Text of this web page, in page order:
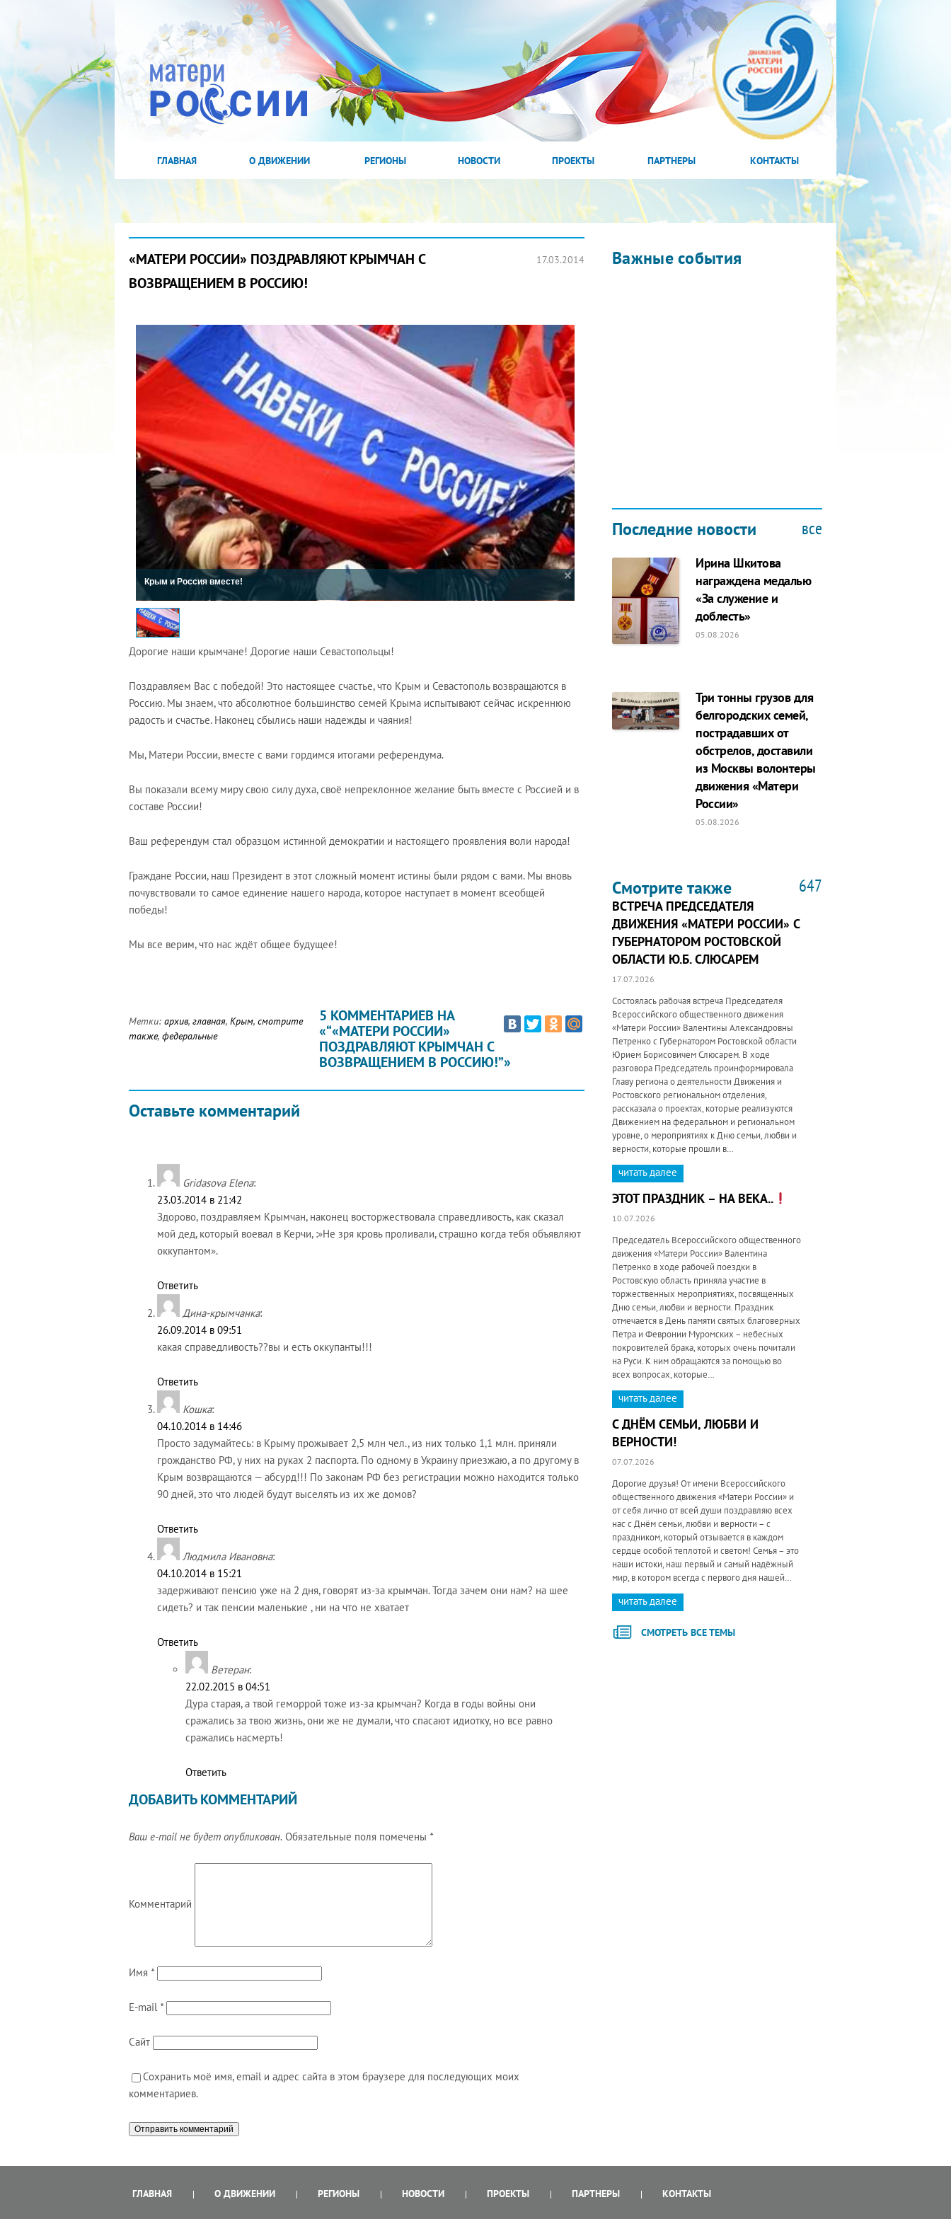
ГЛАВНАЯ О ДВИЖЕНИИ РЕГИОНЫ НОВОСТИ ПРОЕКТЫ ПАРТНЕРЫ КОНТАКТЫ
«МАТЕРИ РОССИИ» ПОЗДРАВЛЯЮТ КРЫМЧАН С
ВОЗВРАЩЕНИЕМ В РОССИЮ!
17.03.2014
Крым и Россия вместе!
Дорогие наши крымчане! Дорогие наши Севастопольцы!
Поздравляем Вас с победой! Это настоящее счастье, что Крым и Севастополь возвращаются в
Россию. Мы знаем, что абсолютное большинство семей Крыма испытывают сейчас искреннюю
радость и счастье. Наконец сбылись наши надежды и чаяния!
Мы, Матери России, вместе с вами гордимся итогами референдума.
Вы показали всему миру свою силу духа, своё непреклонное желание быть вместе с Россией и в
составе России!
Ваш референдум стал образцом истинной демократии и настоящего проявления воли народа!
Граждане России, наш Президент в этот сложный момент истины были рядом с вами. Мы вновь
почувствовали то самое единение нашего народа, которое наступает в момент всеобщей
победы!
Мы все верим, что нас ждёт общее будущее!
Метки: архив, главная, Крым, смотрите
также, федеральные
Оставьте комментарий
5 КОММЕНТАРИЕВ НА
«“«МАТЕРИ РОССИИ»
ПОЗДРАВЛЯЮТ КРЫМЧАН С
ВОЗВРАЩЕНИЕМ В РОССИЮ!”»
Gridasova Elena:
23.03.2014 в 21:42
Здорово, поздравляем Крымчан, наконец восторжествовала справедливость, как сказал
мой дед, который воевал в Керчи, :»Не зря кровь проливали, страшно когда тебя объявляют
оккупантом».
Ответить
Дина-крымчанка:
26.09.2014 в 09:51
какая справедливость??вы и есть оккупанты!!!
Ответить
Кошка:
04.10.2014 в 14:46
Просто задумайтесь: в Крыму прожывает 2,5 млн чел., из них только 1,1 млн. приняли
грожданство РФ, у них на руках 2 паспорта. По одному в Украину приезжаю, а по другому в
Крым возвращаются — абсурд!!! По законам РФ без регистрации можно находится только
90 дней, это что людей будут выселять из их же домов?
Ответить
Людмила Ивановна:
04.10.2014 в 15:21
задерживают пенсию уже на 2 дня, говорят из-за крымчан. Тогда зачем они нам? на шее
сидеть? и так пенсии маленькие , ни на что не хватает
Ответить
Ветеран:
22.02.2015 в 04:51
Дура старая, а твой геморрой тоже из-за крымчан? Когда в годы войны они
сражались за твою жизнь, они же не думали, что спасают идиотку, но все равно
сражались насмерть!
Ответить
ДОБАВИТЬ КОММЕНТАРИЙ
Ваш e-mail не будет опубликован. Обязательные поля помечены *
Комментарий
Имя *
E-mail *
Сайт
Сохранить моё имя, email и адрес сайта в этом браузере для последующих моих
комментариев.
Важные события
2022 ГОД ПРОВОЗГЛАШЕН ГОДОМ
МАТЕРИ В ЯКУТИИ
19.12.2021
Последние новости все
Ирина Шкитова
награждена медалью
«За служение и
доблесть»
05.08.2026
Три тонны грузов для
белгородских семей,
пострадавших от
обстрелов, доставили
из Москвы волонтеры
движения «Матери
России»
05.08.2026
Смотрите также 647
ВСТРЕЧА ПРЕДСЕДАТЕЛЯ
ДВИЖЕНИЯ «МАТЕРИ РОССИИ» С
ГУБЕРНАТОРОМ РОСТОВСКОЙ
ОБЛАСТИ Ю.Б. СЛЮСАРЕМ
17.07.2026
Состоялась рабочая встреча Председателя
Всероссийского общественного движения
«Матери России» Валентины Александровны
Петренко с Губернатором Ростовской области
Юрием Борисовичем Слюсарем. В ходе
разговора Председатель проинформировала
Главу региона о деятельности Движения и
Ростовского региональном отделения,
рассказала о проектах, которые реализуются
Движением на федеральном и региональном
уровне, о мероприятиях к Дню семьи, любви и
верности, которые прошли в…
читать далее
ЭТОТ ПРАЗДНИК – НА ВЕКА..
10.07.2026
Председатель Всероссийского общественного
движения «Матери России» Валентина
Петренко в ходе рабочей поездки в
Ростовскую область приняла участие в
торжественных мероприятиях, посвященных
Дню семьи, любви и верности. Праздник
отмечается в День памяти святых благоверных
Петра и Февронии Муромских – небесных
покровителей брака, которых очень почитали
на Руси. К ним обращаются за помощью во
всех вопросах, которые…
читать далее
С ДНЁМ СЕМЬИ, ЛЮБВИ И
ВЕРНОСТИ!
07.07.2026
Дорогие друзья! От имени Всероссийского
общественного движения «Матери России» и
от себя лично от всей души поздравляю всех
нас с Днём семьи, любви и верности – с
праздником, который отзывается в каждом
сердце особой теплотой и светом! Семья – это
наши истоки, наш первый и самый надёжный
мир, в котором всегда с первого дня нашей…
читать далее
СМОТРЕТЬ ВСЕ ТЕМЫ
ГЛАВНАЯ О ДВИЖЕНИИ РЕГИОНЫ НОВОСТИ ПРОЕКТЫ ПАРТНЕРЫ КОНТАКТЫ